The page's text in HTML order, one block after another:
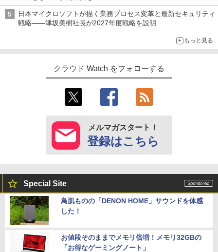
日本マイクロソフトが描く業務プロセス変革と最新セキュリティ
戦略――津坂美樹社長が2027年度戦略を説明
もっと見る
クラウド Watch をフォローする
メルマガスタート！
登録はこちら
Special Site
鳥肌ものの「DENON HOME」サウンドを体感
した！
お値段そのままでメモリ倍増！メモリ32GBの
「お得なゲーミングノート」